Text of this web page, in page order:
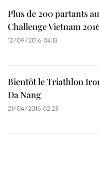
Plus de 200 partants
Challenge Vietnam
12/09/2016 04:13
Bientôt le Triathlon
Da Nang
21/04/2016 02:23